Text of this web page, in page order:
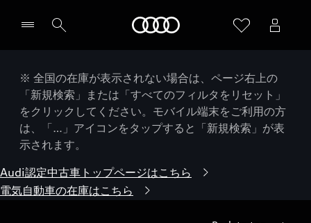
※ 全国の在庫が表示されない場合は、ページ右上の
「新規検索」または「すべてのフィルタをリセット」
をクリックしてください。モバイル端末をご利用の方
は、「…」アイコンをタップすると「新規検索」が表
示されます。
Audi認定中古車トップページはこちら
電気自動車の在庫はこちら